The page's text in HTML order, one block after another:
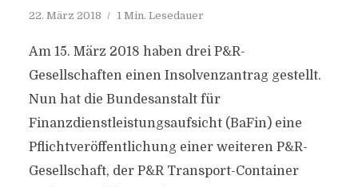
22. März 2018 1 Min. Lesedauer
Am 15. März 2018 haben drei P&R-
Gesellschaften einen Insolvenzantrag gestellt.
Nun hat die Bundesanstalt für
Finanzdienstleistungsaufsicht (BaFin) eine
Pflichtveröffentlichung einer weiteren P&R-
Gesellschaft, der P&R Transport-Container